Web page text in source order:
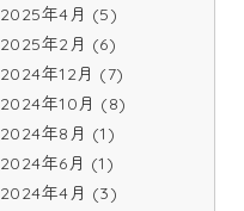
2025年4月 (5)
2025年2月 (6)
2024年12月 (7)
2024年10月 (8)
2024年8月 (1)
2024年6月 (1)
2024年4月 (3)